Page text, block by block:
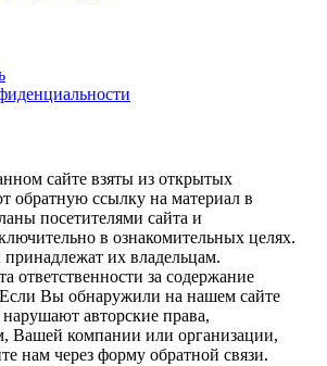
сайте взяты из открытых
обратную ссылку на материал в
посетителями сайта и
в ознакомительных целях.
их владельцам.
ответственности за содержание
Если Вы обнаружили на нашем сайте
авторские права,
Вашей компании или организации,
нам через форму обратной связи.